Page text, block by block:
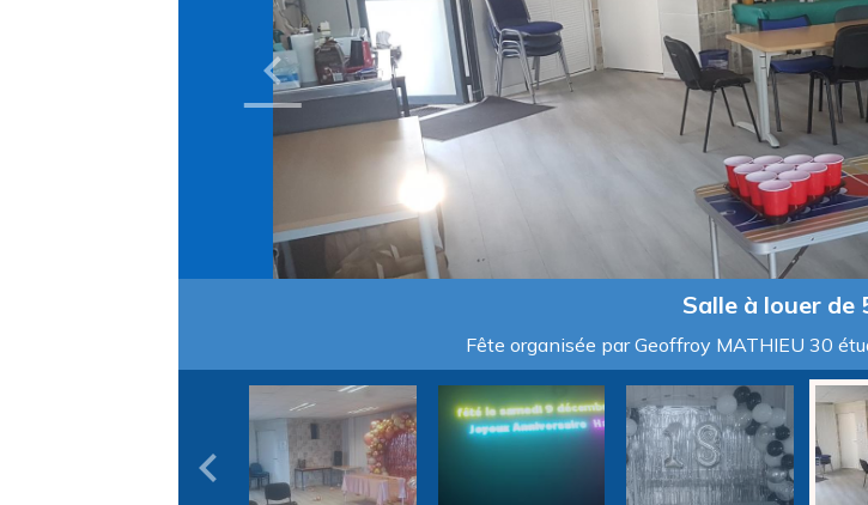
Salle à louer de
Fête organisée par Geoffroy MATHIEU 30